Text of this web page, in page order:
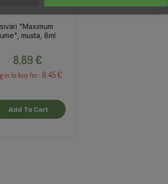
"Maximum
musta, 8ml
8,89 €
in to buy for : 8.45 €
Add To Cart